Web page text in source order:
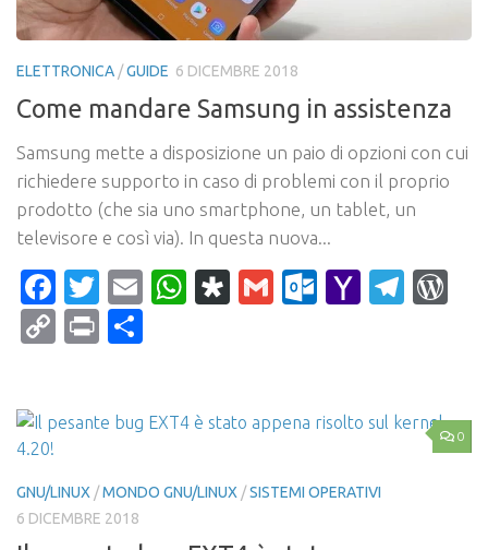
ELETTRONICA /GUIDE 6 DICEMBRE 2018
Come mandare Samsung in assistenza
Samsung mette a disposizione un paio di opzioni con cui
richiedere supporto in caso di problemi con il proprio
prodotto (che sia uno smartphone, un tablet, un
televisore e così via). In questa nuova...
Facebook
Twitter
EmailWhatsApp
Diaspora
Gmail Yahoo
CopyPrint
0
GNU/LINUX /MONDO GNU/LINUX /SISTEMI OPERATIVI
6 DICEMBRE 2018